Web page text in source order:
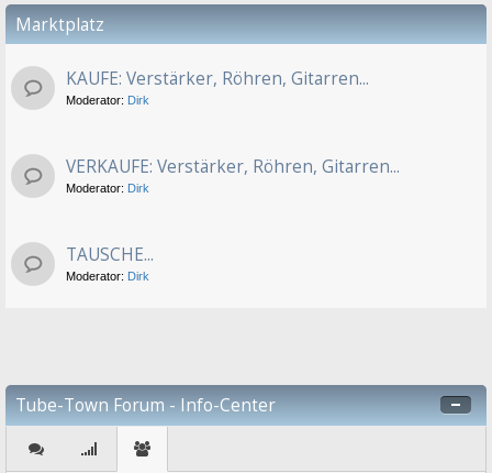
Marktplatz
KAUFE: Verstärker, Röhren, Gitarren...
Moderator: Dirk
VERKAUFE: Verstärker, Röhren, Gitarren...
Moderator: Dirk
TAUSCHE...
Moderator: Dirk
Tube-Town Forum - Info-Center